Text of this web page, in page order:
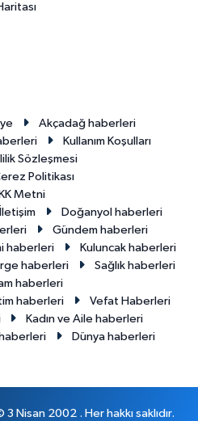
Akçadağ haberleri
Kullanım Koşulları
Sözleşmesi
Politikası
Metni
İletişim
Doğanyol haberleri
Gündem haberleri
haberleri
Kuluncak haberleri
haberleri
Sağlık haberleri
haberleri
haberleri
Vefat Haberleri
Kadın ve Aile haberleri
haberleri Dünya haberleri
Nisan 2002 . Her hakkı saklıdır.